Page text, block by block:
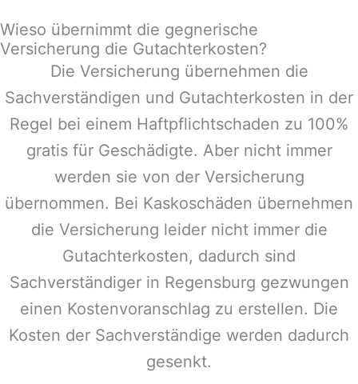
Wieso übernimmt die gegnerische
Versicherung die Gutachterkosten?
Die Versicherung übernehmen die
Sachverständigen und Gutachterkosten in der
Regel bei einem Haftpflichtschaden zu 100%
gratis für Geschädigte. Aber nicht immer
werden sie von der Versicherung
übernommen. Bei Kaskoschäden übernehmen
die Versicherung leider nicht immer die
Gutachterkosten, dadurch sind
Sachverständiger in Regensburg gezwungen
einen Kostenvoranschlag zu erstellen. Die
Kosten der Sachverständige werden dadurch
gesenkt.